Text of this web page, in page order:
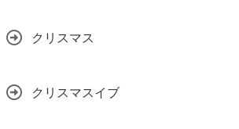
クリスマス
クリスマスイブ